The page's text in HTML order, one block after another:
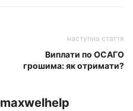
наступна стаття
Виплати по ОСАГО
грошима: як отримати?
maxwelhelp